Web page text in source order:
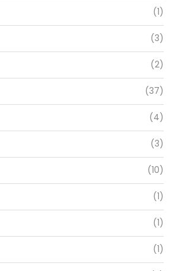
(1)
(3)
(2)
(37)
(4)
(3)
(10)
(1)
(1)
(1)